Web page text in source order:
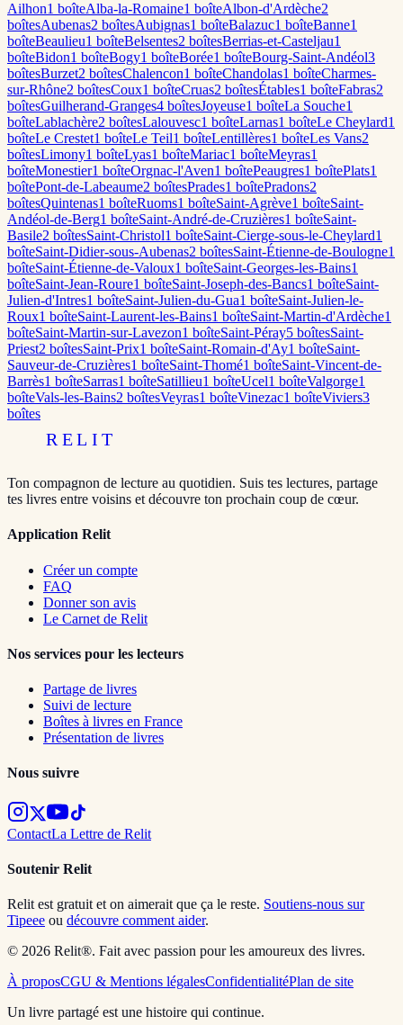
Ailhon1 boîteAlba-la-Romaine1 boîteAlbon-d'Ardèche2
boîtesAubenas2 boîtesAubignas1 boîteBalazuc1 boîteBanne1
boîteBeaulieu1 boîteBelsentes2 boîtesBerrias-et-Casteljau1
boîteBidon1 boîteBogy1 boîteBorée1 boîteBourg-Saint-Andéol3
boîtesBurzet2 boîtesChalencon1 boîteChandolas1 boîteCharmes-
sur-Rhône2 boîtesCoux1 boîteCruas2 boîtesÉtables1 boîteFabras2
boîtesGuilherand-Granges4 boîtesJoyeuse1 boîteLa Souche1
boîteLablachère2 boîtesLalouvesc1 boîteLarnas1 boîteLe Cheylard1
boîteLe Crestet1 boîteLe Teil1 boîteLentillères1 boîteLes Vans2
boîtesLimony1 boîteLyas1 boîteMariac1 boîteMeyras1
boîteMonestier1 boîteOrgnac-l'Aven1 boîtePeaugres1 boîtePlats1
boîtePont-de-Labeaume2 boîtesPrades1 boîtePradons2
boîtesQuintenas1 boîteRuoms1 boîteSaint-Agrève1 boîteSaint-
Andéol-de-Berg1 boîteSaint-André-de-Cruzières1 boîteSaint-
Basile2 boîtesSaint-Christol1 boîteSaint-Cierge-sous-le-Cheylard1
boîteSaint-Didier-sous-Aubenas2 boîtesSaint-Étienne-de-Boulogne1
boîteSaint-Étienne-de-Valoux1 boîteSaint-Georges-les-Bains1
boîteSaint-Jean-Roure1 boîteSaint-Joseph-des-Bancs1 boîteSaint-
Julien-d'Intres1 boîteSaint-Julien-du-Gua1 boîteSaint-Julien-le-
Roux1 boîteSaint-Laurent-les-Bains1 boîteSaint-Martin-d'Ardèche1
boîteSaint-Martin-sur-Lavezon1 boîteSaint-Péray5 boîtesSaint-
Priest2 boîtesSaint-Prix1 boîteSaint-Romain-d'Ay1 boîteSaint-
Sauveur-de-Cruzières1 boîteSaint-Thomé1 boîteSaint-Vincent-de-
Barrès1 boîteSarras1 boîteSatillieu1 boîteUcel1 boîteValgorge1
boîteVals-les-Bains2 boîtesVeyras1 boîteVinezac1 boîteViviers3
boîtes
RELIT
Ton compagnon de lecture au quotidien. Suis tes lectures, partage
tes livres entre voisins et découvre ton prochain coup de cœur.
Application Relit
Créer un compte
FAQ
Donner son avis
Le Carnet de Relit
Nos services pour les lecteurs
Partage de livres
Suivi de lecture
Boîtes à livres en France
Présentation de livres
Nous suivre
ContactLa Lettre de Relit
Soutenir Relit
Relit est gratuit et on aimerait que ça le reste. Soutiens-nous sur
Tipeee ou découvre comment aider.
© 2026 Relit®. Fait avec passion pour les amoureux des livres.
À proposCGU & Mentions légalesConfidentialitéPlan de site
Un livre partagé est une histoire qui continue.